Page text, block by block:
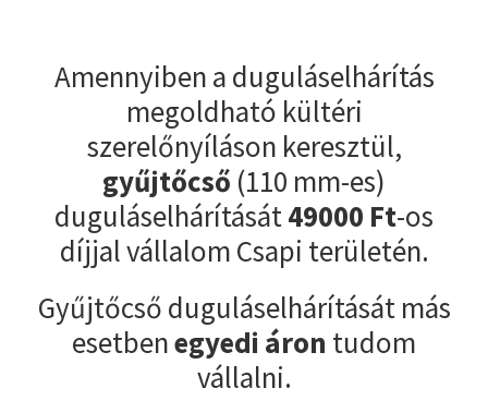
Amennyiben a duguláselhárítás
megoldható kültéri
szerelőnyíláson keresztül,
gyűjtőcső (110 mm-es)
duguláselhárítását49000 Ft-os
díjjal vállalom Csapi területén.
Gyűjtőcső duguláselhárítását más
esetbenegyedi áron tudom
vállalni.